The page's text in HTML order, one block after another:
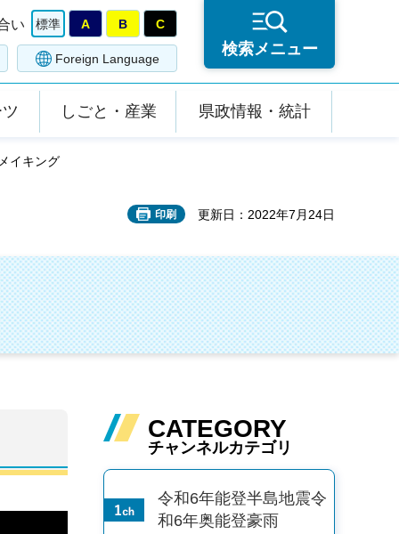
い 標準 A B C
Foreign Language
検索メニュー
しごと・産業 県政情報・統計
イキング
印刷 更新日：2022年7月24日
CATEGORY
チャンネルカテゴリ
令和6年能登半島地震令
和6年奥能登豪雨